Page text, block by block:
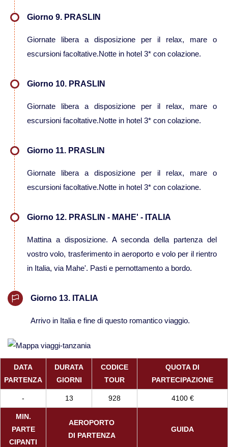
Viaggi in Australia
Viaggi in Fiji
Viaggi in Polinesia
Viaggi in Argentina e Patagonia
Viaggi in Bolivia
Viaggi in Brasile
Viaggi in Colombia
Viaggi in Peru'
Giorno 9. PRASLIN
Giornate libera a disposizione per il relax, mare o
escursioni facoltative.Notte in hotel 3* con colazione.
Giorno 10. PRASLIN
Giornate libera a disposizione per il relax, mare o
escursioni facoltative.Notte in hotel 3* con colazione.
Giorno 11. PRASLIN
Giornate libera a disposizione per il relax, mare o
escursioni facoltative.Notte in hotel 3* con colazione.
Giorno 12. PRASLIN - MAHE' - ITALIA
Mattina a disposizione. A seconda della partenza del
vostro volo, trasferimento in aeroporto e volo per il rientro
in Italia, via Mahe'. Pasti e pernottamento a bordo.
Giorno 13. ITALIA
Arrivo in Italia e fine di questo romantico viaggio.
DATA
PARTENZA
DURATA
GIORNI
CODICE
TOUR
QUOTA DI
PARTECIPAZIONE
- 13 928 4100 €
MIN.
PARTE
CIPANTI
AEROPORTO
DI PARTENZA
GUIDA